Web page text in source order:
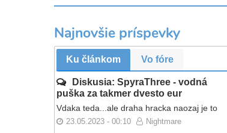
Najnovšie príspevky
Ku článkom Vo fóre
Diskusia: SpyraThree - vodná
puška za takmer dvesto eur
Vdaka teda...ale draha hracka naozaj je to
23.05.2023 - 00:10 Nightmare